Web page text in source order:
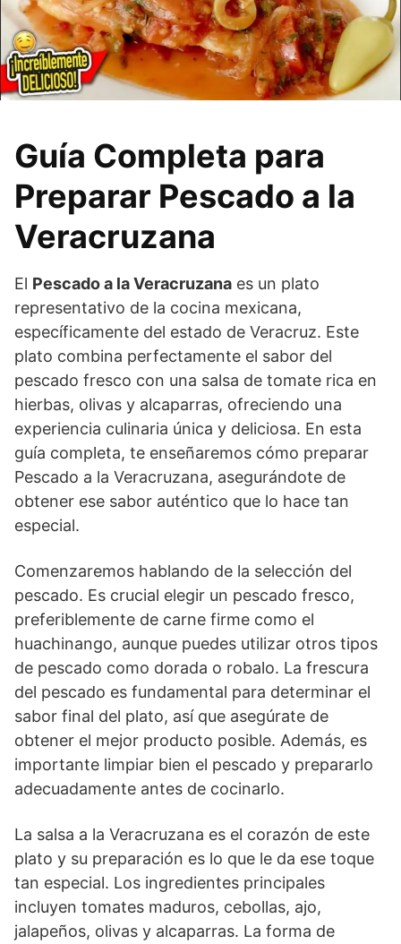
Guía Completa para
Preparar Pescado a la
Veracruzana
El Pescado a la Veracruzana es un plato
representativo de la cocina mexicana,
específicamente del estado de Veracruz. Este
plato combina perfectamente el sabor del
pescado fresco con una salsa de tomate rica en
hierbas, olivas y alcaparras, ofreciendo una
experiencia culinaria única y deliciosa. En esta
guía completa, te enseñaremos cómo preparar
Pescado a la Veracruzana, asegurándote de
obtener ese sabor auténtico que lo hace tan
especial.
Comenzaremos hablando de la selección del
pescado. Es crucial elegir un pescado fresco,
preferiblemente de carne firme como el
huachinango, aunque puedes utilizar otros tipos
de pescado como dorada o robalo. La frescura
del pescado es fundamental para determinar el
sabor final del plato, así que asegúrate de
obtener el mejor producto posible. Además, es
importante limpiar bien el pescado y prepararlo
adecuadamente antes de cocinarlo.
La salsa a la Veracruzana es el corazón de este
plato y su preparación es lo que le da ese toque
tan especial. Los ingredientes principales
incluyen tomates maduros, cebollas, ajo,
jalapeños, olivas y alcaparras. La forma de